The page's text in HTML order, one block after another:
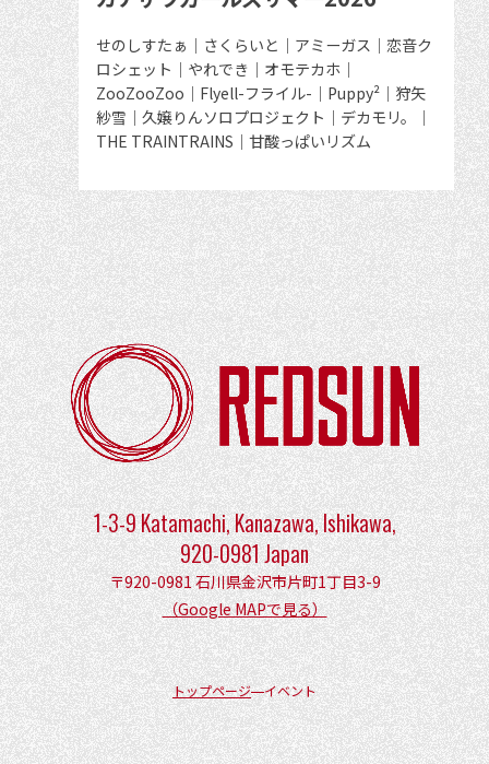
出
演
者
せのしすたぁ｜さくらいと｜アミーガス｜恋音ク
ロシェット｜やれでき｜オモテカホ｜
ZooZooZoo｜Flyell-フライル-｜Puppy²｜狩矢
紗雪｜久嬢りんソロプロジェクト｜デカモリ。｜
THE TRAINTRAINS｜甘酸っぱいリズム
詳
細
を
見
る
1-3-9 Katamachi, Kanazawa, Ishikawa,
920-0981 Japan
〒920-0981 石川県金沢市片町1丁目3-9
（Google MAPで見る）
トップページ イベント